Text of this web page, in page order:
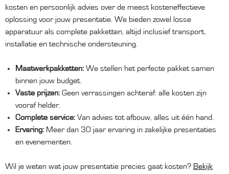
kosten en persoonlijk advies over de meest kosteneffectieve
oplossing voor jouw presentatie. We bieden zowel losse
apparatuur als complete pakketten, altijd inclusief transport,
installatie en technische ondersteuning.
Maatwerkpakketten: We stellen het perfecte pakket samen
binnen jouw budget.
Vaste prijzen: Geen verrassingen achteraf: alle kosten zijn
vooraf helder.
Complete service: Van advies tot afbouw, alles uit één hand.
Ervaring: Meer dan 30 jaar ervaring in zakelijke presentaties
en evenementen.
Wil je weten wat jouw presentatie precies gaat kosten? Bekijk